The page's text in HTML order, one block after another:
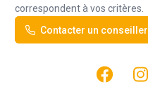
correspondent à vos critères.
Contacter un conseiller